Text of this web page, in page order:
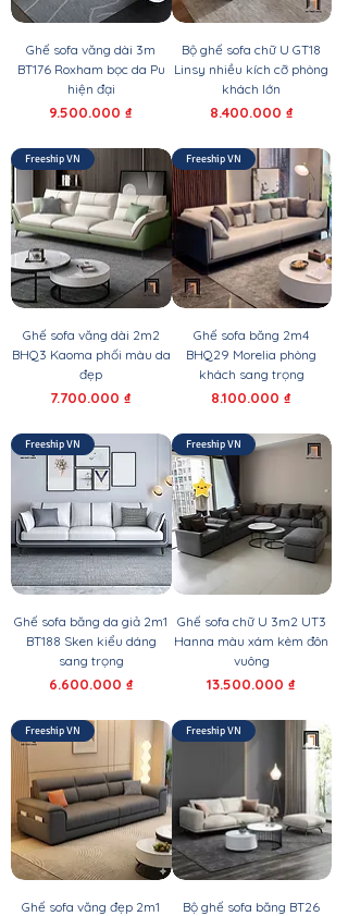
Ghế sofa văng dài 3m
BT176 Roxham bọc da Pu
hiện đại
Giá
9.500.000 ₫
Bộ ghế sofa chữ U GT18
Linsy nhiều kích cỡ phòng
khách lớn
Giá
8.400.000 ₫
Freeship VN
Ghế sofa văng dài 2m2
BHQ3 Kaoma phối màu da
đẹp
Giá
7.700.000 ₫
Freeship VN
Ghế sofa băng 2m4
BHQ29 Morelia phòng
khách sang trọng
Giá
8.100.000 ₫
Freeship VN
Ghế sofa băng da giả 2m1
BT188 Sken kiểu dáng
sang trọng
Giá
6.600.000 ₫
Freeship VN
Ghế sofa chữ U 3m2 UT3
Hanna màu xám kèm đôn
vuông
Giá
13.500.000 ₫
Freeship VN
Ghế sofa văng đẹp 2m1
Freeship VN
Bộ ghế sofa băng BT26